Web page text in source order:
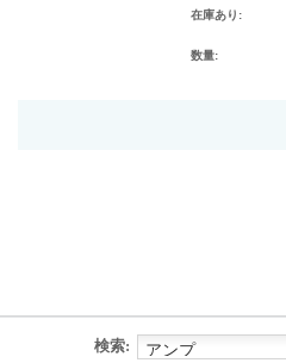
在庫あり:
数量:
検索: